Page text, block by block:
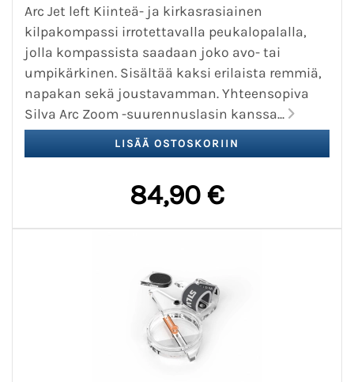
Arc Jet left Kiinteä- ja kirkasrasiainen
kilpakompassi irrotettavalla peukalopalalla,
jolla kompassista saadaan joko avo- tai
umpikärkinen. Sisältää kaksi erilaista remmiä,
napakan sekä joustavamman. Yhteensopiva
Silva Arc Zoom -suurennuslasin kanssa...
84,90 €